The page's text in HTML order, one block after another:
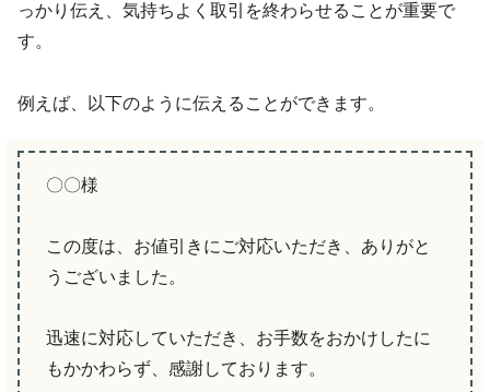
っかり伝え、気持ちよく取引を終わらせることが重要で
す。
例えば、以下のように伝えることができます。
〇〇様
この度は、お値引きにご対応いただき、ありがと
うございました。
迅速に対応していただき、お手数をおかけしたに
もかかわらず、感謝しております。